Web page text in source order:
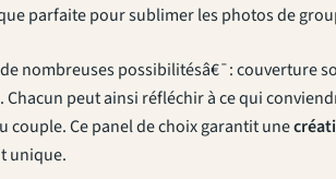
parfaite pour sublimer les photos de
nombreuses possibilitésâ€¯: couverture
peut ainsi réfléchir à ce qui
couple. Ce panel de choix garantit une
unique.